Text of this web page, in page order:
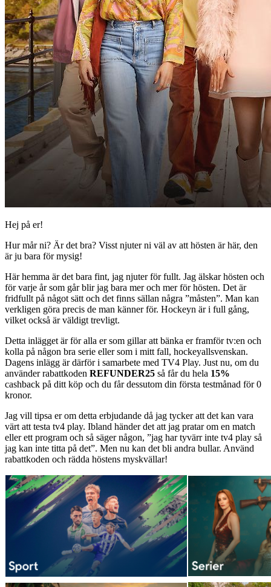
Hej på er!
Hur mår ni? Är det bra? Visst njuter ni väl av att hösten är här, den
är ju bara för mysig!
Här hemma är det bara fint, jag njuter för fullt. Jag älskar hösten och
för varje år som går blir jag bara mer och mer för hösten. Det är
fridfullt på något sätt och det finns sällan några ”måsten”. Man kan
verkligen göra precis de man känner för. Hockeyn är i full gång,
vilket också är väldigt trevligt.
Detta inlägget är för alla er som gillar att bänka er framför tv:en och
kolla på någon bra serie eller som i mitt fall, hockeyallsvenskan.
Dagens inlägg är därför i samarbete med TV4 Play. Just nu, om du
använder rabattkoden REFUNDER25 så får du hela 15%
cashback på ditt köp och du får dessutom din första testmånad för 0
kronor.
Jag vill tipsa er om detta erbjudande då jag tycker att det kan vara
värt att testa tv4 play. Ibland händer det att jag pratar om en match
eller ett program och så säger någon, ”jag har tyvärr inte tv4 play så
jag kan inte titta på det”. Men nu kan det bli andra bullar. Använd
rabattkoden och rädda höstens myskvällar!